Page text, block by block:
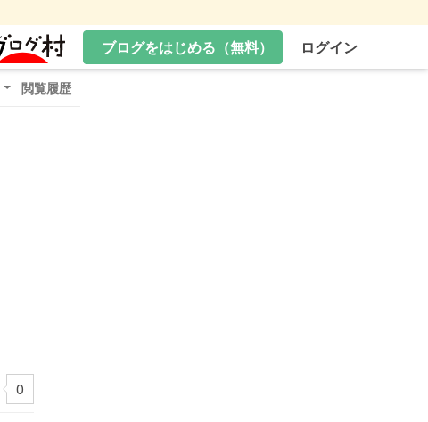
ブログをはじめる（無料）
ログイン
閲覧履歴
0